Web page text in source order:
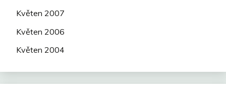
Květen 2007
Květen 2006
Květen 2004